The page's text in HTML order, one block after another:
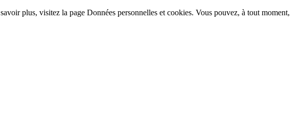
plus, visitez la page Données personnelles et cookies. Vous pouvez, à tout moment,